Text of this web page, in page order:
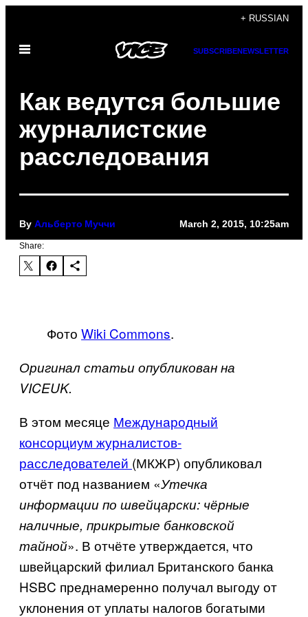
content
+ RUSSIAN
Open
SUBSCRIBENEWSLETTER
Как ведутся большие
журналистские
расследования
By Альберто Муччи March 2, 2015, 10:25am
Share:
Фото Wiki Commons.
Оригинал статьи опубликован на
VICEUK.
В этом месяце Международный
консорциум журналистов-
расследователей (МКЖР) опубликовал
отчёт под названием «Утечка
информации по швейцарски: чёрные
наличные, прикрытые банковской
тайной». В отчёте утверждается, что
швейцарский филиал Британского банка
HSBC преднамеренно получал выгоду от
уклонения от уплаты налогов богатыми